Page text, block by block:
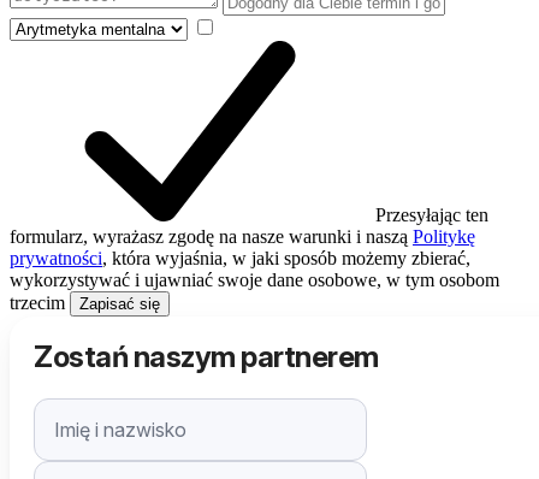
Przesyłając ten
formularz, wyrażasz zgodę na nasze warunki i naszą Politykę
prywatności, która wyjaśnia, w jaki sposób możemy zbierać,
wykorzystywać i ujawniać swoje dane osobowe, w tym osobom
trzecim
Zapisać się
Zostań naszym partnerem